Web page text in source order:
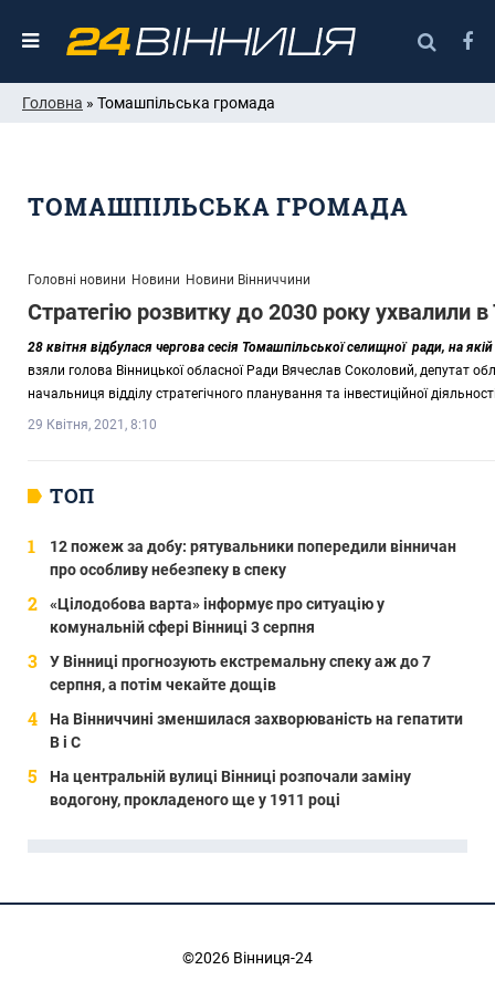
Головна » Томашпільська громада
ТОМАШПІЛЬСЬКА ГРОМАДА
Головні новини Новини Новини Вінниччини
Стратегію розвитку до 2030 року ухвалили
28 квітня відбулася чергова сесія Томашпільської селищної ради, на
взяли голова Вінницької обласної Ради Вячеслав Соколовий, депутат
начальниця відділу стратегічного планування та інвестиційної
29 Квітня, 2021, 8:10
ТОП
12 пожеж за добу: рятувальники попередили вінничан
про особливу небезпеку в спеку
«Цілодобова варта» інформує про ситуацію у
комунальній сфері Вінниці 3 серпня
У Вінниці прогнозують екстремальну спеку аж до 7
серпня, а потім чекайте дощів
На Вінниччині зменшилася захворюваність на гепатити
В і С
На центральній вулиці Вінниці розпочали заміну
водогону, прокладеного ще у 1911 році
©2026 Вінниця-24